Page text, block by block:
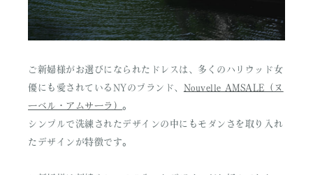
ご新婦様がお選びになられたドレスは、多くのハリウッド女
優にも愛されているNYのブランド、 Nouvelle AMSALE（ヌ
ーベル・アムサーラ） 。
シンプルで洗練されたデザインの中にもモダンさを取り入れ
たデザインが特徴です。